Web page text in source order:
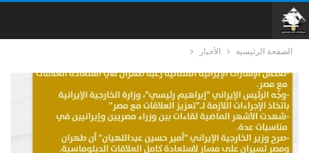
الصفحة الرئيسية الأخبار